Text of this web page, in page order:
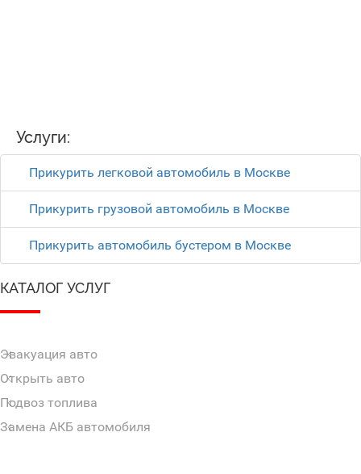
Услуги:
Прикурить легковой автомобиль в Москве
Прикурить грузовой автомобиль в Москве
Прикурить автомобиль бустером в Москве
КАТАЛОГ УСЛУГ
Эвакуация авто
Открыть авто
Подвоз топлива
Замена АКБ автомобиля